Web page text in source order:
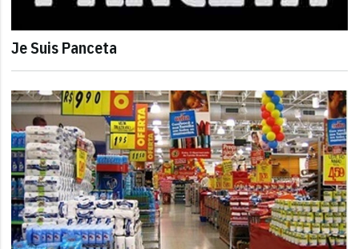
Je Suis Panceta